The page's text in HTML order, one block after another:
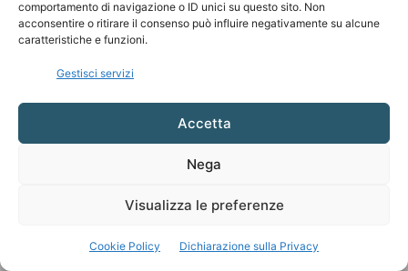
comportamento di navigazione o ID unici su questo sito. Non
acconsentire o ritirare il consenso può influire negativamente su alcune
caratteristiche e funzioni.
Gestisci servizi
Accetta
Nega
Visualizza le preferenze
Cookie Policy Dichiarazione sulla Privacy